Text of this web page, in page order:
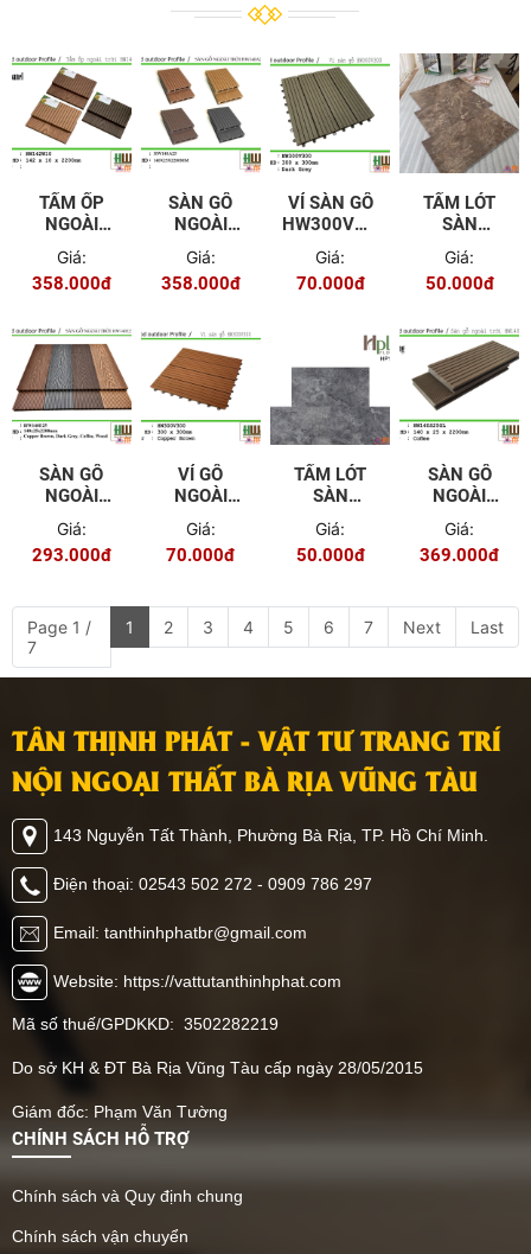
TẤM ỐP
NGOÀI
HW142W10
Giá:
358.000đ
SÀN GỖ
NGOÀI
HW140A25
Giá:
358.000đ
VỈ SÀN GỖ
HW300V300
GREY
Giá:
70.000đ
TẤM LÓT
SÀN
101-2
Giá:
50.000đ
SÀN GỖ
NGOÀI
TRỜI
HW140E25
Giá:
293.000đ
VỈ GỖ
NGOÀI
TRỜI
HW300V300
- COPPER
Giá:
70.000đ
TẤM LÓT
SÀN
HPLUS
101-4
Giá:
50.000đ
SÀN GỖ
NGOÀI
TRỜI
HW140S25
Giá:
369.000đ
Page 1 /
7
1 2 3 4 5 6 7 Next Last
TÂN THỊNH PHÁT - VẬT TƯ TRANG TRÍ
NỘI NGOẠI THẤT BÀ RỊA VŨNG TÀU
143 Nguyễn Tất Thành, Phường Bà Rịa, TP. Hồ Chí Minh.
Điện thoại: 02543 502 272 - 0909 786 297
Email: tanthinhphatbr@gmail.com
Website: https://vattutanthinhphat.com
Mã số thuế/GPDKKD: 3502282219
Do sở KH & ĐT Bà Rịa Vũng Tàu cấp ngày 28/05/2015
Giám đốc: Phạm Văn Tường
CHÍNH SÁCH HỖ TRỢ
Chính sách và Quy định chung
Chính sách vận chuyển